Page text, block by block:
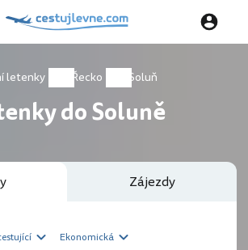
letenky Řecko Soluň
do Soluně
Zájezdy
Ekonomická